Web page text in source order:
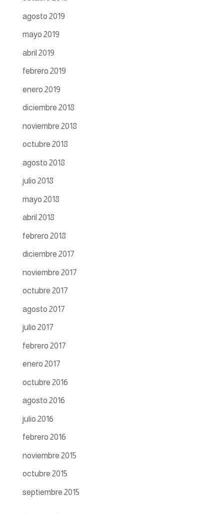
agosto 2019
mayo 2019
abril 2019
febrero 2019
enero 2019
diciembre 2018
noviembre 2018
octubre 2018
agosto 2018
julio 2018
mayo 2018
abril 2018
febrero 2018
diciembre 2017
noviembre 2017
octubre 2017
agosto 2017
julio 2017
febrero 2017
enero 2017
octubre 2016
agosto 2016
julio 2016
febrero 2016
noviembre 2015
octubre 2015
septiembre 2015